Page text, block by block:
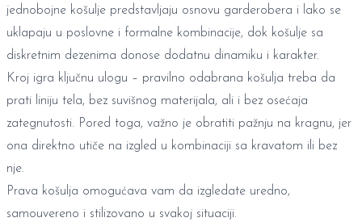
jednobojne košulje predstavljaju osnovu garderobera i lako se
uklapaju u poslovne i formalne kombinacije, dok košulje sa
diskretnim dezenima donose dodatnu dinamiku i karakter.
Kroj igra ključnu ulogu – pravilno odabrana košulja treba da
prati liniju tela, bez suvišnog materijala, ali i bez osećaja
zategnutosti. Pored toga, važno je obratiti pažnju na kragnu, jer
ona direktno utiče na izgled u kombinaciji sa kravatom ili bez
nje.
Prava košulja omogućava vam da izgledate uredno,
samouvereno i stilizovano u svakoj situaciji.